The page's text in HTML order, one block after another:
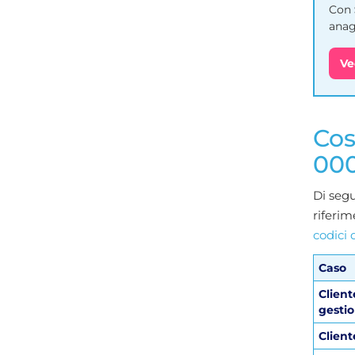
Con
Di
codici
Caso